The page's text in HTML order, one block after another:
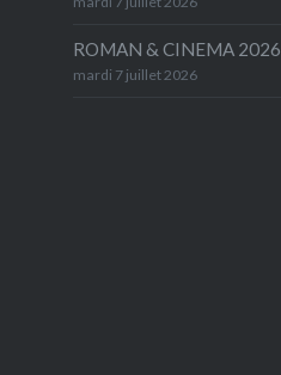
ROMAN & CINEMA 2026
mardi 7 juillet 2026